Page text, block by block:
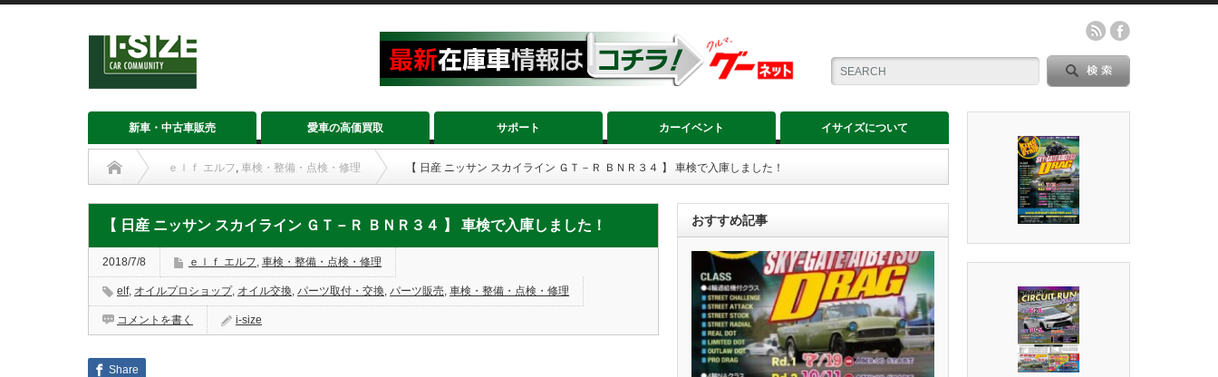
新車・中古車販売 愛車の高価買取 サポート カーイベント イサイズについて
ｅｌｆ エルフ , 車検・整備・点検・修理 【 日産 ニッサン スカイライン ＧＴ－Ｒ ＢＮＲ３４ 】 車検で入庫しました！
【 日産 ニッサン スカイライン ＧＴ－Ｒ ＢＮＲ３４ 】 車検で入庫しました！
2018/7/8 ｅｌｆ エルフ, 車検・整備・点検・修理
elf, オイルプロショップ, オイル交換, パーツ取付・交換, パーツ販売, 車検・整備・点検・修理
コメントを書く i-size
Share
おすすめ記事